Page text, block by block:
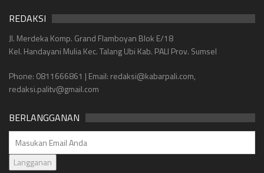
REDAKSI
Jl. Merdeka Komp. Grand Flamboyan Blok E/18
Kel. Handayani Mulia Kec. Talang Ubi Kab. PALI Prov. Sumsel
Phone: 0811666861 | Email: redaksi@kabarpali.com,
redaksi.palitv@gmail.com
BERLANGGANAN
Langganan